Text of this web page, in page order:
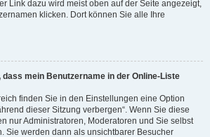
Link dazu wird meist oben auf der Seite angezeigt,
klicken. Dort können Sie alle Ihre
mein Benutzername in der Online-Liste
finden Sie in den Einstellungen eine Option
dieser Sitzung verbergen“. Wenn Sie diese
nur Administratoren, Moderatoren und Sie selbst
Sie werden dann als unsichtbarer Besucher